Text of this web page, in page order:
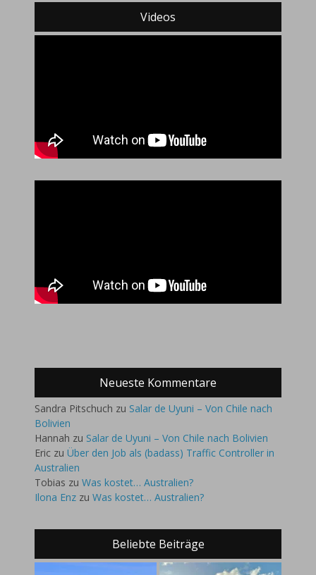
Videos
Neueste Kommentare
Sandra Pitschuch zu Salar de Uyuni – Von Chile nach
Bolivien
Hannah zu Salar de Uyuni – Von Chile nach Bolivien
Eric zu Über den Job als (badass) Traffic Controller in
Australien
Tobias zu Was kostet… Australien?
Ilona Enz zu Was kostet… Australien?
Beliebte Beiträge